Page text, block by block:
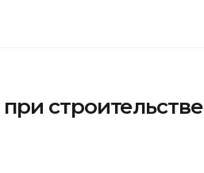
строительстве